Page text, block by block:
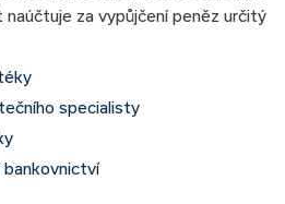
za vypůjčení peněz určitý
specialisty